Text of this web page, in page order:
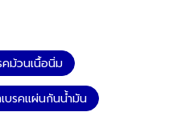
คม้วนเนื้อนิ่ม
บรคแผ่นกันน้ำมัน